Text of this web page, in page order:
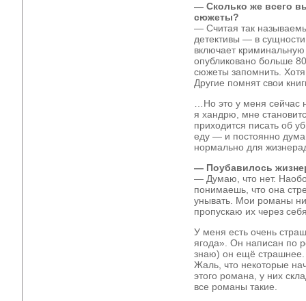
— Сколько же всего
сюжеты?
— Считая так
детективы — в
включает
опубликовано больше
сюжеты запомнить.
Другие помнят свои
…Но это у меня сейчас
я хандрю, мне
приходится писать об
еду — и постоянно
нормально для
— Поубавилось
— Думаю, что нет.
понимаешь, что она
унывать. Мои романы
пропускаю их через
У меня есть очень
ягода». Он написан по
знаю) он ещё страшнее.
Жаль, что некоторые
этого романа, у них
все романы такие.